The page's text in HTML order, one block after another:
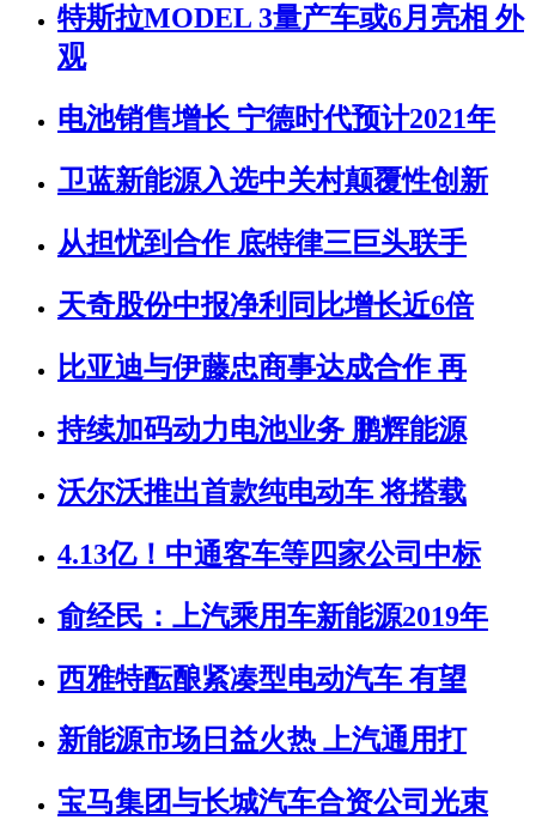
特斯拉MODEL 3量产车或6月亮相 外
观
电池销售增长 宁德时代预计2021年
卫蓝新能源入选中关村颠覆性创新
从担忧到合作 底特律三巨头联手
天奇股份中报净利同比增长近6倍
比亚迪与伊藤忠商事达成合作 再
持续加码动力电池业务 鹏辉能源
沃尔沃推出首款纯电动车 将搭载
4.13亿！中通客车等四家公司中标
俞经民：上汽乘用车新能源2019年
西雅特酝酿紧凑型电动汽车 有望
新能源市场日益火热 上汽通用打
宝马集团与长城汽车合资公司光束